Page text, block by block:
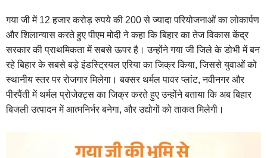
गया जी में 12 हजार करोड़ रुपये की 200 से ज्यादा परियोजनाओं का लोकार्पण
और शिलान्यास करते हुए पीएम मोदी ने कहा कि बिहार का तेज विकास केंद्र
सरकार की प्राथमिकता में सबसे ऊपर है। उन्होंने गया जी जिले के डोभी में बन
रहे बिहार के सबसे बड़े इंडस्ट्रियल एरिया का जिक्र किया, जिससे युवाओं को
स्थानीय स्तर पर रोजगार मिलेगा। बक्सर थर्मल पावर प्लांट, नवीनगर और
पीरपैंती में थर्मल प्रोजेक्ट्स का जिक्र करते हुए उन्होंने बताया कि अब बिहार
बिजली उत्पादन में आत्मनिर्भर बनेगा, और उद्योगों को ताकत मिलेगी।